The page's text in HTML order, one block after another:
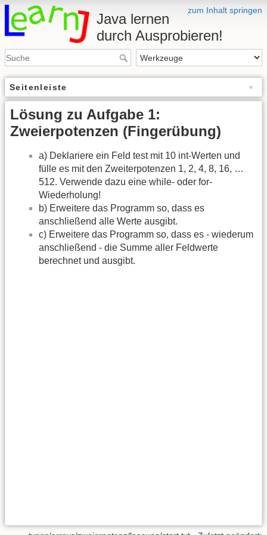
zum Inhalt springen
Java lernen
durch Ausprobieren!
Seitenleiste
Lösung zu Aufgabe 1:
Zweierpotenzen (Fingerübung)
a) Deklariere ein Feld test mit 10 int-Werten und
fülle es mit den Zweiterpotenzen 1, 2, 4, 8, 16, …
512. Verwende dazu eine while- oder for-
Wiederholung!
b) Erweitere das Programm so, dass es
anschließend alle Werte ausgibt.
c) Erweitere das Programm so, dass es - wiederum
anschließend - die Summe aller Feldwerte
berechnet und ausgibt.